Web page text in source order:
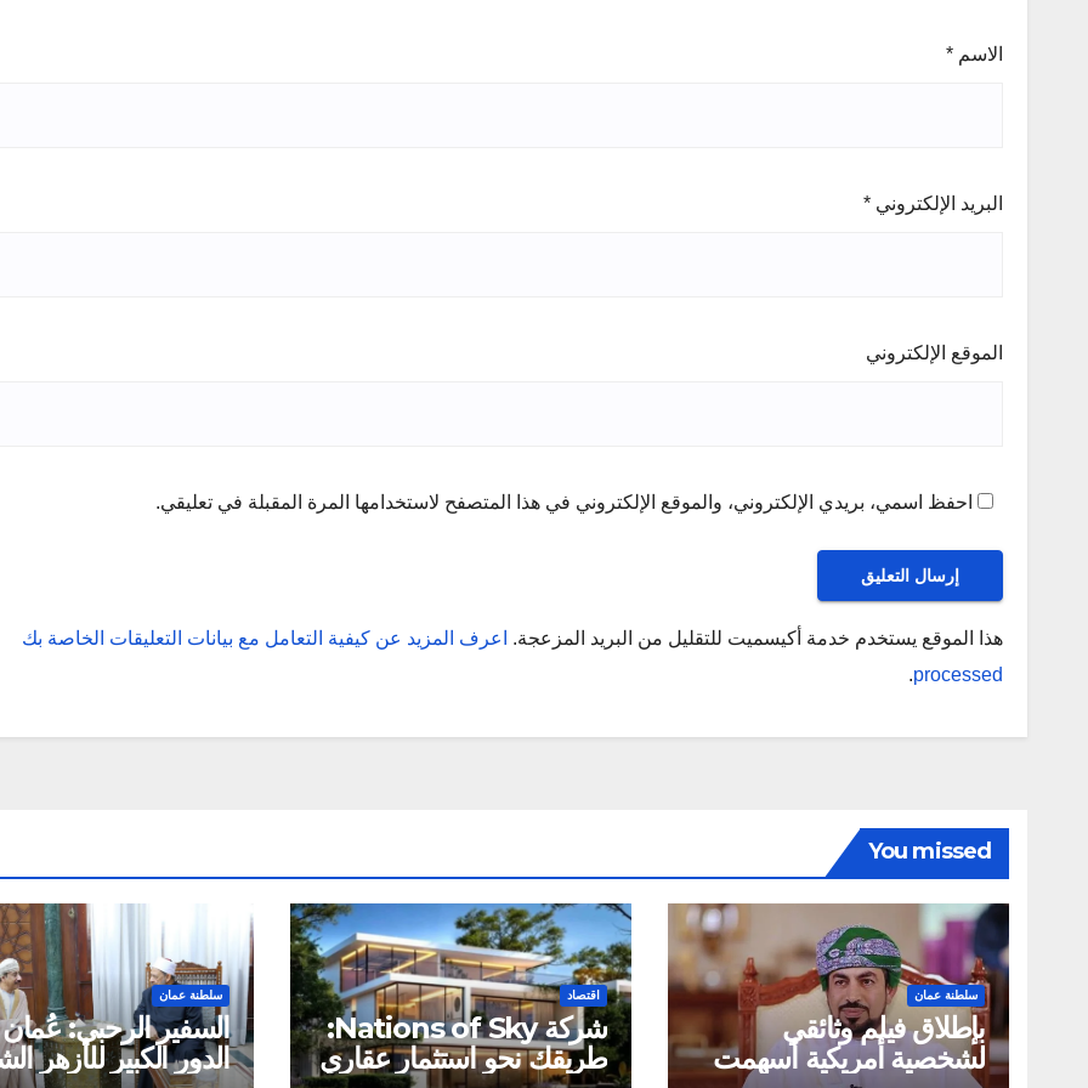
الاسم *
البريد الإلكتروني *
الموقع الإلكتروني
احفظ اسمي، بريدي الإلكتروني، والموقع الإلكتروني في هذا المتصفح لاستخدامها المرة المقبلة في تعليقي.
هذا الموقع يستخدم خدمة أكيسميت للتقليل من البريد المزعجة.
اعرف المزيد عن كيفية التعامل مع بيانات التعليقات الخاصة بك
processed
.
You missed
سلطنة عمان
بإطلاق فيلم وثائقي
لشخصية أمريكية أسهمت
اقتصاد
شركة Nations of Sky:
طريقك نحو استثمار عقاري
سلطنة عمان
السفير الرحبي:
الدور الكبير للأزهر